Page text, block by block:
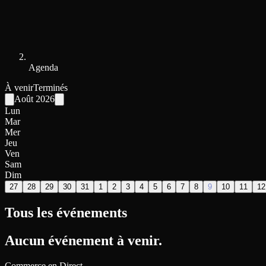
Agenda
À venirTerminés
Août 2026
Lun
Mar
Mer
Jeu
Ven
Sam
Dim
27 28 29 30 31 1 2 3 4 5 6 7 8 9 10 11 12
Tous les événements
Aucun événement à venir.